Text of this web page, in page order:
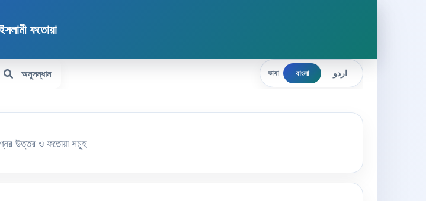
ফতোয়া
অনুসন্ধান ভাষা বাংলা اردو
উত্তর ও ফতোয়া সমূহ